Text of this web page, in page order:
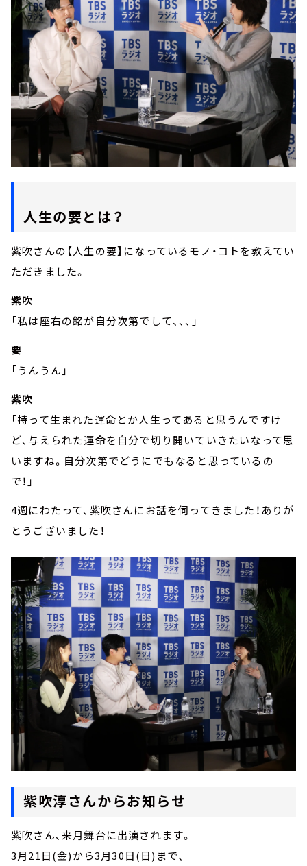
人生の要とは？
紫吹さんの【人生の要】になっているモノ・コトを教えてい
ただきました。
紫吹
「私は座右の銘が自分次第でして、、、」
要
「うんうん」
紫吹
「持って生まれた運命とか人生ってあると思うんですけ
ど、与えられた運命を自分で切り開いていきたいなって思
いますね。自分次第でどうにでもなると思っているの
で！」
4週にわたって、紫吹さんにお話を伺ってきました！ありが
とうございました！
紫吹淳さんからお知らせ
紫吹さん、来月舞台に出演されます。
3月21日(金)から3月30日(日)まで、